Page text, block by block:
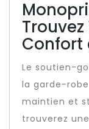
Confort
Le soutien-
la garde-
maintien et
trouverez